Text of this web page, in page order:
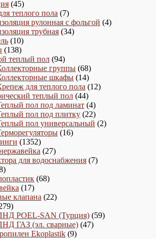
товаров
4545
товаров
теплого пола 77
товаров
рулонная с фольгой 44
трубная 3434
1010
товаров
138138
товаров
теплый пол 9494
товара
группы 6868
товаров
шкафы 1414
товаров
для теплого пола 1212
теплый пол 4444
товара
пол под ламинат 44
товара
пол под плитку 2222
товара
пол универсальный 22
1616
13521352
товара
2727
товаров
для водоснабжения 77
8
товаров
6868
1717
товаров
клапана 2222
279
товаров
POEL-SAN (Турция) 5959
ГАЗ (эл. сварные) 4747
Ekoplastik 99